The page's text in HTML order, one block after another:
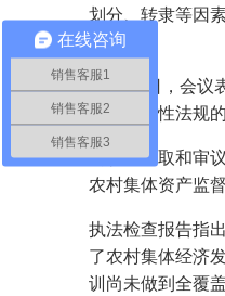
划分、转隶等因
案。
12月20日，会议
部分地方性法规的
会议还听取和审
农村集体资产监
执法检查报告指
了农村集体经济
训尚未做到全覆
在线咨询
销售客服1
销售客服2
销售客服3